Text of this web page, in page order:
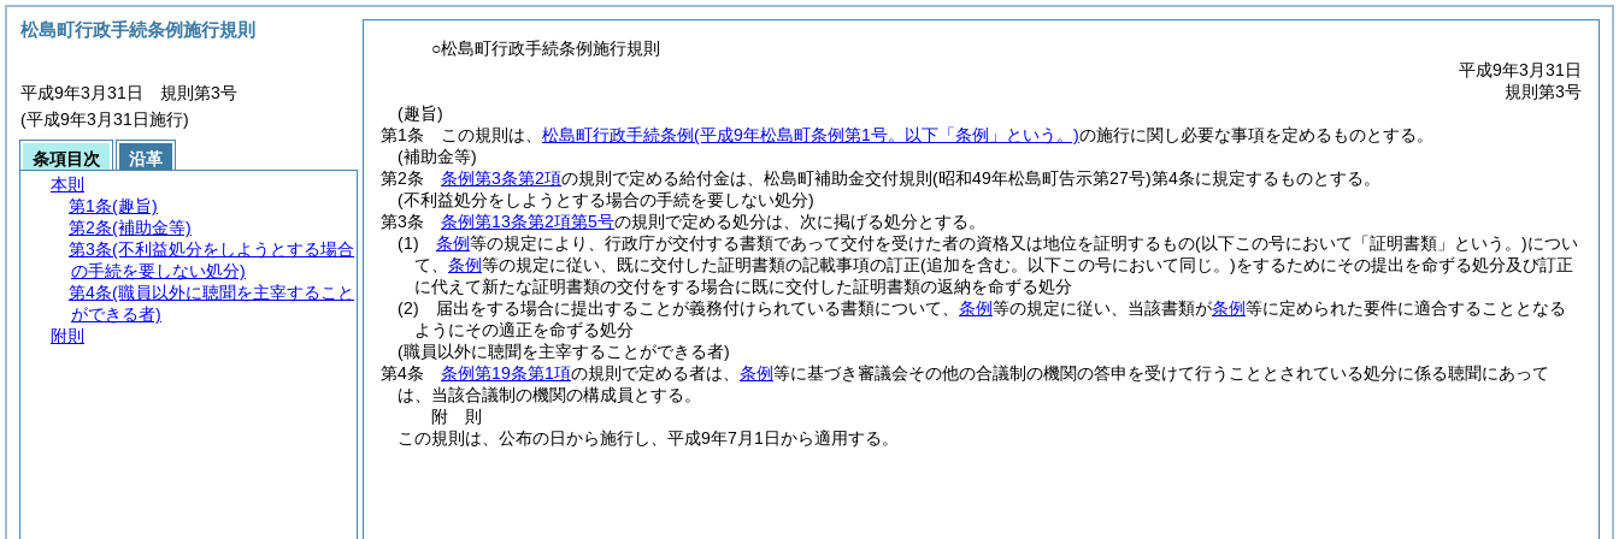
○松島町行政手続条例施行規則
平成9年3月31日
規則第3号
(趣旨)
第1条
この規則は、 松島町行政手続条例(平成9年松島町条例第1号。以下「条例」という。)の施行に関し必要な事項を定めるものとする。
(補助金等)
第2条
条例第3条第2項の規則で定める給付金は、松島町補助金交付規則 (昭和49年松島町告示第27号)第4条に規定するものとする。
(不利益処分をしようとする場合の手続を要しない処分)
第3条
条例第13条第2項第5号の規則で定める処分は、次に掲げる処分とする。
(1)
条例等の規定により、行政庁が交付する書類であって交付を受けた者の資格又は地位を証明するもの(以下この号において「証明書類」という。)につい
て、 条例等の規定に従い、既に交付した証明書類の記載事項の訂正(追加を含む。以下この号において同じ。)をするためにその提出を命ずる処分及び訂正
に代えて新たな証明書類の交付をする場合に既に交付した証明書類の返納を命ずる処分
(2)
届出をする場合に提出することが義務付けられている書類について、 条例等の規定に従い、当該書類が条例等に定められた要件に適合することとなる
ようにその適正を命ずる処分
(職員以外に聴聞を主宰することができる者)
第4条
条例第19条第1項の規則で定める者は、 条例等に基づき審議会その他の合議制の機関の答申を受けて行うこととされている処分に係る聴聞にあって
は、当該合議制の機関の構成員とする。
附 則
この規則は、公布の日から施行し、平成9年7月1日から適用する。
松島町行政手続条例施行規則
平成9年3月31日 規則第3号
(平成9年3月31日施行)
条項目次
沿革
本則
第1条(趣旨)
第2条(補助金等)
第3条(不利益処分をしようとする場合
の手続を要しない処分)
第4条(職員以外に聴聞を主宰すること
ができる者)
附則